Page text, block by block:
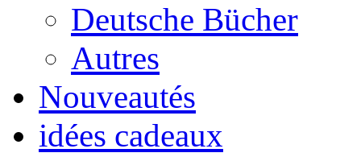
Deutsche Bücher
Autres
Nouveautés
idées cadeaux